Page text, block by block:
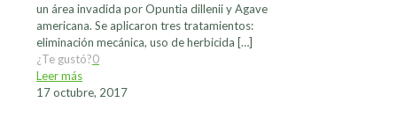
un área invadida por Opuntia dillenii y Agave
americana. Se aplicaron tres tratamientos:
eliminación mecánica, uso de herbicida […]
¿Te gustó?0
Leer más
17 octubre, 2017